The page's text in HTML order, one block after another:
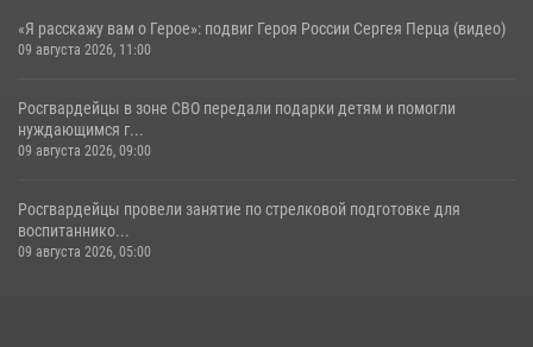
«Я расскажу вам о Герое»: подвиг Героя России Сергея Перца (видео)
09 августа 2026, 11:00
Росгвардейцы в зоне СВО передали подарки детям и помогли
нуждающимся г...
09 августа 2026, 09:00
Росгвардейцы провели занятие по стрелковой подготовке для
воспитаннико...
09 августа 2026, 05:00